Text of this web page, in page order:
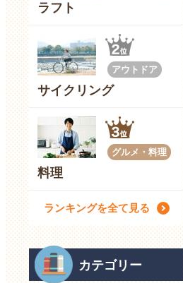
ラフト
アウトドア
サイクリング
グルメ・料理
料理
ランキングを全て見る
カテゴリー